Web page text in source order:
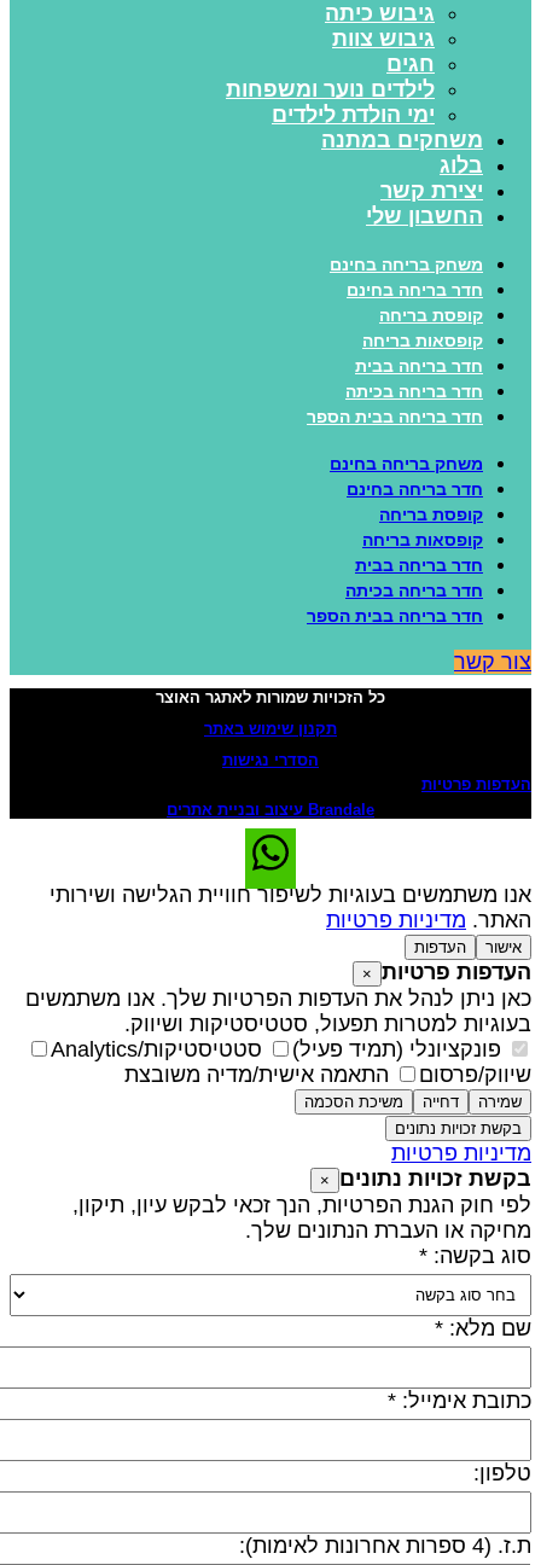
גיבוש כיתה
גיבוש צוות
חגים
לילדים נוער ומשפחות
ימי הולדת לילדים
משחקים במתנה
בלוג
יצירת קשר
החשבון שלי
משחק בריחה בחינם
חדר בריחה בחינם
קופסת בריחה
קופסאות בריחה
חדר בריחה בבית
חדר בריחה בכיתה
חדר בריחה בבית הספר
משחק בריחה בחינם
חדר בריחה בחינם
קופסת בריחה
קופסאות בריחה
חדר בריחה בבית
חדר בריחה בכיתה
חדר בריחה בבית הספר
קשר
כל הזכויות שמורות לאתגר האוצר
תקנון שימוש באתר
הסדרי נגישות
פרטיות
Brandale עיצוב ובניית אתרים
משתמשים בעוגיות לשיפור חוויית הגלישה ושירותי
מדיניות פרטיות
אישור העדפות
פרטיות ×
ניתן לנהל את העדפות הפרטיות שלך. אנו משתמשים
למטרות תפעול, סטטיסטיקות ושיווק.
פונקציונלי (תמיד פעיל)
סטטיסטיקות/Analytics
פרסום
התאמה אישית/מדיה משובצת
שמירה דחייה
משיכת הסכמה
בקשת זכויות נתונים
פרטיות
זכויות נתונים
חוק הגנת הפרטיות, הנך זכאי לבקש עיון, תיקון,
או העברת הנתונים שלך.
בקשה: *
מלא: *
אימייל: *
ספרות אחרונות לאימות):